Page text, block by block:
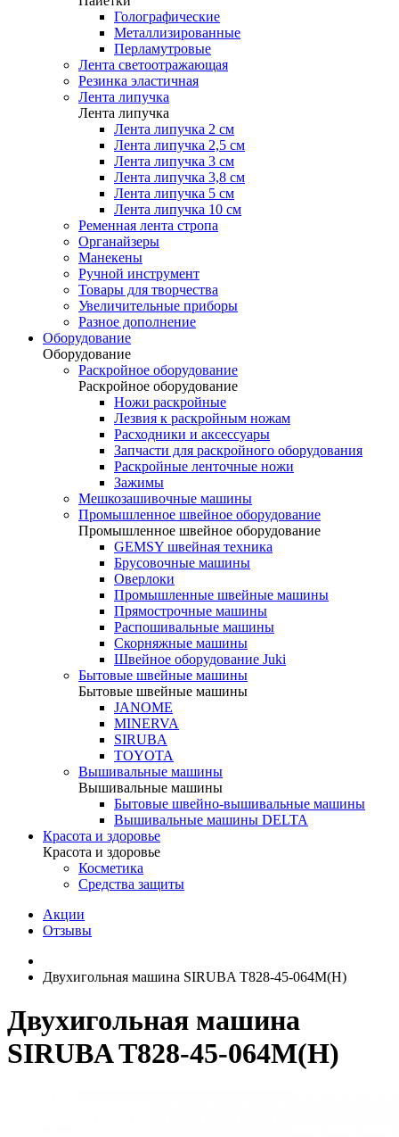
Голографические
Металлизированные
Перламутровые
Лента светоотражающая
Резинка эластичная
Лента липучка
Лента липучка
Лента липучка 2 см
Лента липучка 2,5 см
Лента липучка 3 см
Лента липучка 3,8 см
Лента липучка 5 см
Лента липучка 10 см
Ременная лента стропа
Органайзеры
Манекены
Ручной инструмент
Товары для творчества
Увеличительные приборы
Разное дополнение
Оборудование
Оборудование
Раскройное оборудование
Раскройное оборудование
Ножи раскройные
Лезвия к раскройным ножам
Расходники и аксессуары
Запчасти для раскройного оборудования
Раскройные ленточные ножи
Зажимы
Мешкозашивочные машины
Промышленное швейное оборудование
Промышленное швейное оборудование
GEMSY швейная техника
Брусовочные машины
Оверлоки
Промышленные швейные машины
Прямострочные машины
Распошивальные машины
Скорняжные машины
Швейное оборудование Juki
Бытовые швейные машины
Бытовые швейные машины
JANOME
MINERVA
SIRUBA
TOYOTA
Вышивальные машины
Вышивальные машины
Бытовые швейно-вышивальные машины
Вышивальные машины DELTA
Красота и здоровье
Красота и здоровье
Косметика
Средства защиты
Акции
Отзывы
Двухигольная машина SIRUBA T828-45-064M(H)
Двухигольная машина
SIRUBA T828-45-064M(H)